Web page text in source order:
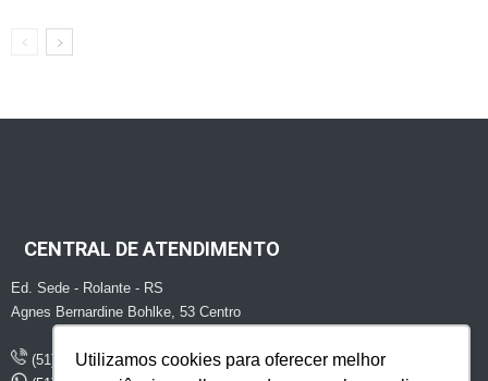
Utilizamos cookies para oferecer melhor
CENTRAL DE ATENDIMENTO
Ed. Sede - Rolante - RS
Agnes Bernardine Bohlke, 53 Centro
(51) 2747 - 1507